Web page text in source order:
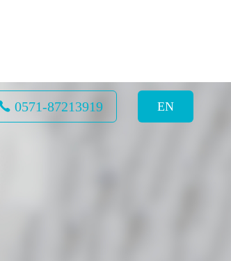
EN
0571-87213919